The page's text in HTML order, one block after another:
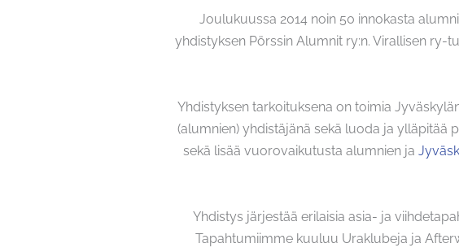
Joulukuussa 2014 noin 50 innokasta
yhdistyksen Pörssin Alumnit ry:n. Virallisen ry-
Yhdistyksen tarkoituksena on toimia
(alumnien) yhdistäjänä sekä luoda ja ylläpitää
sekä lisää vuorovaikutusta alumnien ja
Yhdistys järjestää erilaisia asia- ja
Tapahtumiimme kuuluu Uraklubeja ja